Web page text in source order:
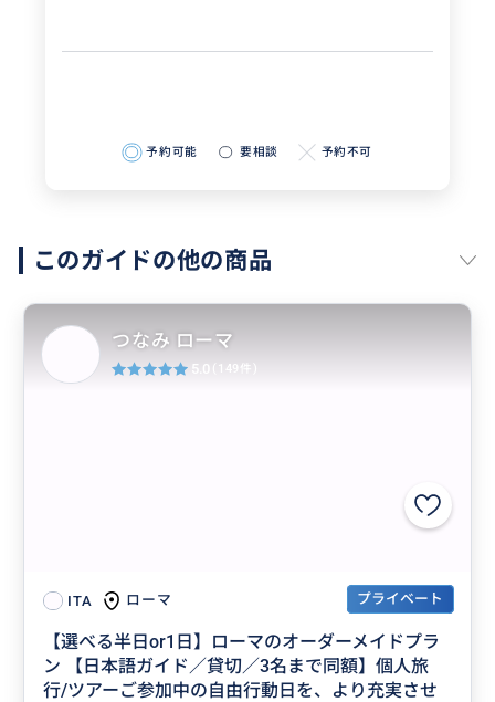
予約可能 要相談 予約不可
このガイドの他の商品
ITA ローマ プライベート
【選べる半日or1日】ローマのオーダーメイドプラ
ン 【日本語ガイド／貸切／3名まで同額】個人旅
行/ツアーご参加中の自由行動日を、より充実させ
つなみ ローマ
5.0 (149件)